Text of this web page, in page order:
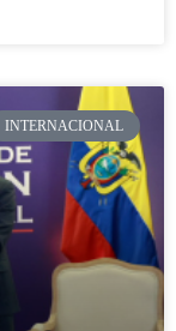
INTERNACIONAL